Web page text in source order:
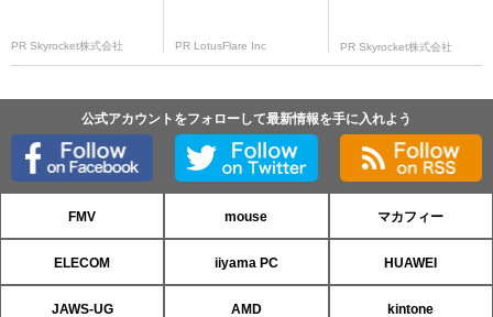
PR Skyrocket株式会社 PR LotusFlare Inc PR Skyrocket株式会社
公式アカウントをフォローして最新情報を手に入れよう
FMV mouse マカフィー
ELECOM iiyama PC HUAWEI
JAWS-UG AMD kintone